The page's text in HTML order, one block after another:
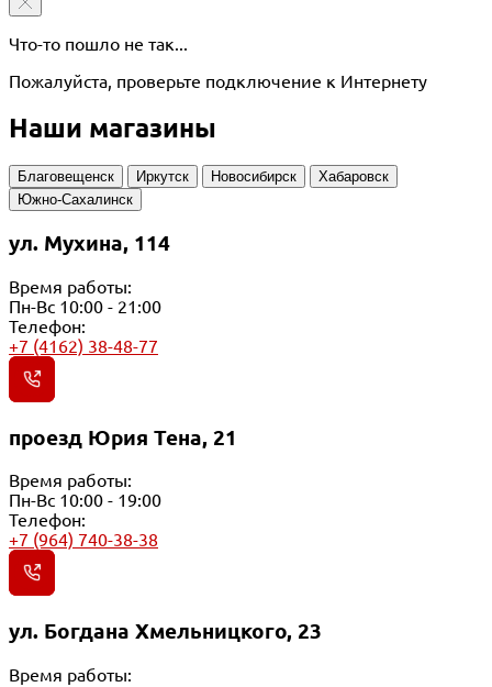
Что-то пошло не так...
Пожалуйста, проверьте подключение к Интернету
Наши магазины
Благовещенск Иркутск Новосибирск
Хабаровск
Южно-Сахалинск
ул. Мухина, 114
Время работы:
Пн-Вс 10:00 - 21:00
Телефон:
+7 (4162) 38-48-77
проезд Юрия Тена, 21
Время работы:
Пн-Вс 10:00 - 19:00
Телефон:
+7 (964) 740-38-38
ул. Богдана Хмельницкого, 23
Время работы: